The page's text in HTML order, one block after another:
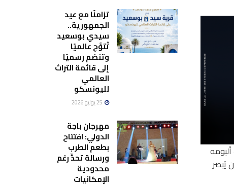
يُبصر
تزامنًا مع عيد
الجمهورية..
سيدي بوسعيد
تُتوَّج عالميًا
وتنضم رسميًا
إلى قائمة التراث
العالمي
لليونسكو
مهرجان باجة
الدولي: افتتاح
بطعم الطرب
ورسالة تحدٍّ رغم
محدودية
الإمكانيات